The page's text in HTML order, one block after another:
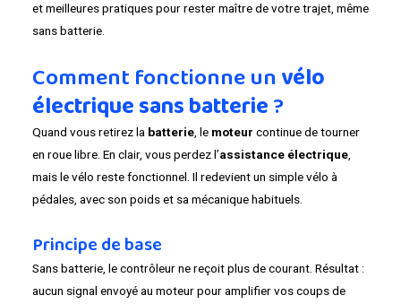
et meilleures pratiques pour rester maître de votre trajet, même
sans batterie.
Comment fonctionne un vélo
électriquesans batterie?
Quand vous retirez la batterie, le moteur continue de tourner
en roue libre. En clair, vous perdez l’assistance électrique,
mais le vélo reste fonctionnel. Il redevient un simple vélo à
pédales, avec son poids et sa mécanique habituels.
Principe de base
Sans batterie, le contrôleur ne reçoit plus de courant. Résultat :
aucun signal envoyé au moteur pour amplifier vos coups de